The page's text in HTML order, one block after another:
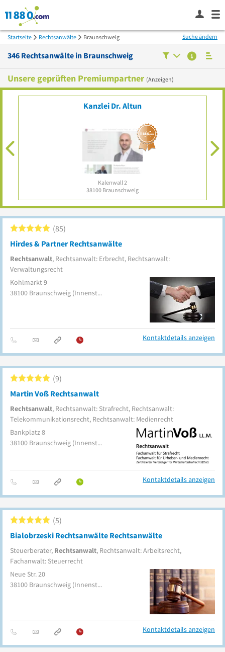
Startseite Rechtsanwälte Braunschweig
346 Rechtsanwälte in Braunschweig
Suche ändern
Unsere geprüften Premiumpartner (Anzeigen)
Kanzlei Dr. Altun
Kalenwall 2
38100 Braunschweig
Hirdes & Partner Rechtsanwälte
Rechtsanwalt, Rechtsanwalt: Erbrecht, Rechtsanwalt:
Verwaltungsrecht
85
Kohlmarkt 9
38100 Braunschweig (Innenstadt)
Kontaktdetails anzeigen
Martin Voß Rechtsanwalt
Rechtsanwalt, Rechtsanwalt: Strafrecht, Rechtsanwalt:
Telekommunikationsrecht, Rechtsanwalt: Medienrecht
9
Bankplatz 8
38100 Braunschweig (Innenstadt)
Kontaktdetails anzeigen
Bialobrzeski Rechtsanwälte Rechtsanwälte
Steuerberater, Rechtsanwalt, Rechtsanwalt: Arbeitsrecht,
Fachanwalt: Steuerrecht
5
Neue Str. 20
38100 Braunschweig (Innenstadt)
Kontaktdetails anzeigen